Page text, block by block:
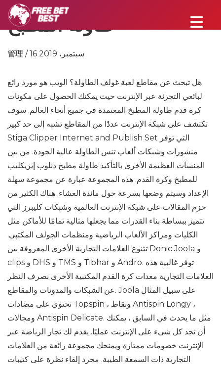
طاولة المطبخ
管理 / 16 سبتمبر، 2019
هل تبحث عن مقاطع لعبة غولف الطاولة؟ الويب هو مورد رائع
لبائعي التجزئة عبر الإنترنت حيث يمكنك الحصول على مكونات
كرة قدم طاولة المطبخ المعتمدة في جميع أنحاء العالم. سوف
تكتشف على شبكة الإنترنت عددًا من المقاطع تشبه إلى حد كبير
Stiga Clipper Internet and Publish Set التي توفر
منشورات وشبكات ألعاب تنس الطاولة عالية الجودة. من بين
المنشآت العظيمة الأخرى بالتأكيد طاولة مطبخ دنلوب إيزيكليب
للمطبخ وكرة القدم. هذه المجموعة عبارة عن مجموعة سهلة
الإعداد وسيتم وضعها بسرعة حول مائدة العشاء. هناك الكثير من
حزم المقالات على شبكة الإنترنت العالمية وشبكات كليبرز التي
تتميز ببساطة بناء القدرات مما يجعلها مثالية تمامًا للأماكن مثل
الكليات ومراكز الألعاب الرياضية ومنظمات الجولف المكتبي.
تتنوع العلامات التجارية الأخرى المعروفة بين Donic Joola و
clips و DHS و TMS و Tibhar و Andro. توفر غالبية هذه
العلامات التجارية معدات كرة القدم المكتبية الأخرى بصرف النظر
عن الشبكات والمدونات والمقاطع. Joola على سبيل المثال
تحتوي على مضادات Topspin ، ونقاط Antispin Longy ،
ومجالات Antispin Delicate. مثل ما يحدث في السابق ، يمكنك
أن تجد كل شيء على الإنترنت عمليًا. يقدم لك تجار الرياضة عبر
الإنترنت خصومات ممتازة ويمنحك مجموعة رائعة من العلامات
التجارية ذات السمعة الطيبة. مجرد إلقاء نظرة على كتيبات